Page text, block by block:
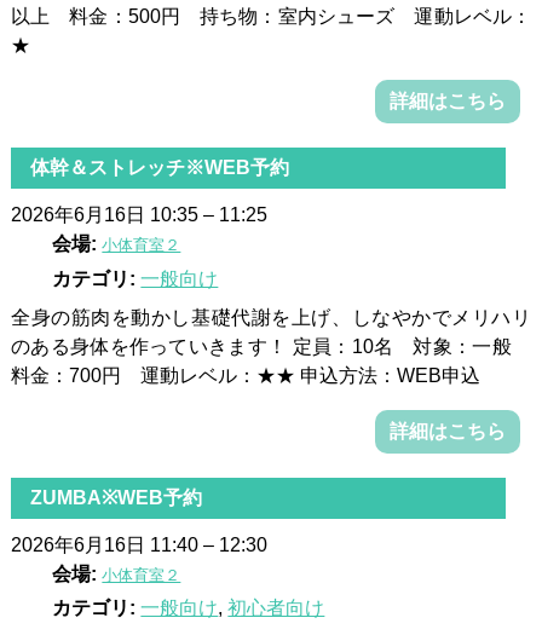
以上 料金：500円 持ち物：室内シューズ 運動レベル：
★
詳細はこちら
体幹＆ストレッチ※WEB予約
2026年6月16日 10:35– 11:25
会場: 小体育室２
カテゴリ: 一般向け
全身の筋肉を動かし基礎代謝を上げ、しなやかでメリハリ
のある身体を作っていきます！ 定員：10名 対象：一般
料金：700円 運動レベル：★★ 申込方法：WEB申込
詳細はこちら
ZUMBA※WEB予約
2026年6月16日 11:40– 12:30
会場: 小体育室２
カテゴリ: 一般向け,初心者向け